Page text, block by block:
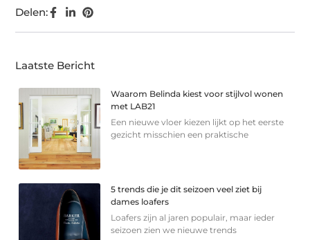
Delen:
Laatste Bericht
Waarom Belinda kiest voor stijlvol wonen
met LAB21
Een nieuwe vloer kiezen lijkt op het eerste
gezicht misschien een praktische
5 trends die je dit seizoen veel ziet bij
dames loafers
Loafers zijn al jaren populair, maar ieder
seizoen zien we nieuwe trends